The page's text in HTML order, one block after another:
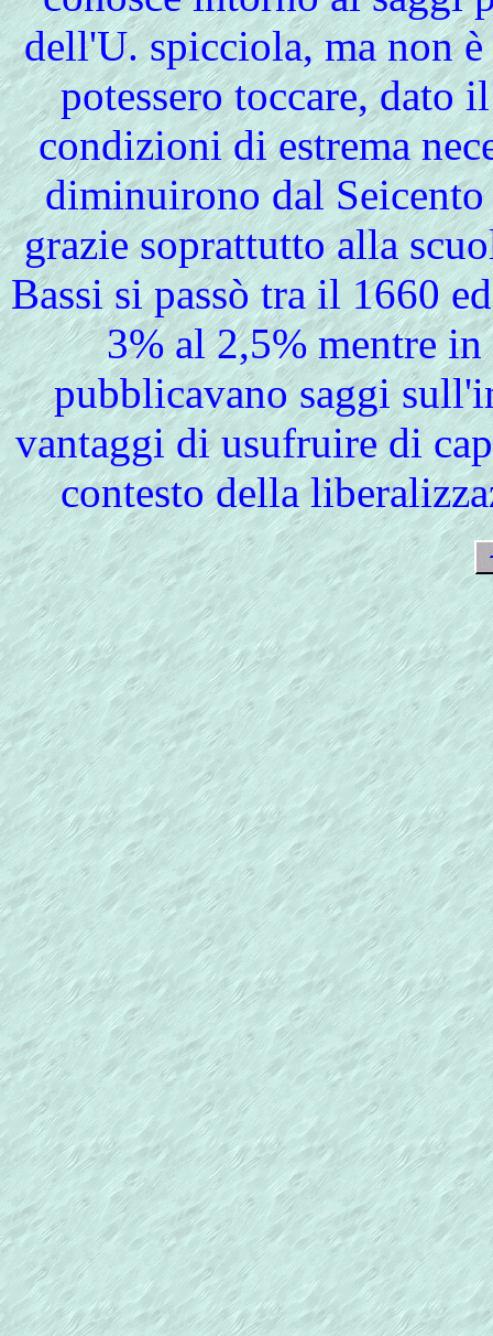
dell'U. spicciola, ma non
potessero toccare, dato
condizioni di estrema
diminuirono dal
grazie soprattutto alla
Bassi si passò tra il 1660
3% al 2,5% mentre
pubblicavano saggi
vantaggi di usufruire di
contesto della